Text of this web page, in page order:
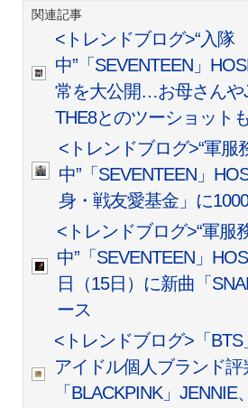
関連記事
<トレンドブログ>“入隊
中”「SEVENTEEN」
常を大公開…お母さんや
THE8とのツーショットも
<トレンドブログ>“軍服
中”「SEVENTEEN」
身・戦友愛基金」に
<トレンドブログ>“軍服
中”「SEVENTEEN」
日（15日）に新曲「
ース
<トレンドブログ>「
アイドル個人ブランド
「BLACKPINK」